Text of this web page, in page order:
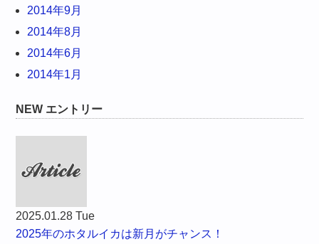
2014年9月
2014年8月
2014年6月
2014年1月
NEW エントリー
2025.01.28 Tue
2025年のホタルイカは新月がチャンス！